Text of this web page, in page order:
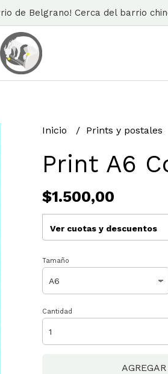
de Belgrano! Cerca del barrio
Inicio Prints y postales
Print A6
$1.500,00
Ver cuotas y descuentos
Tamaño
Cantidad